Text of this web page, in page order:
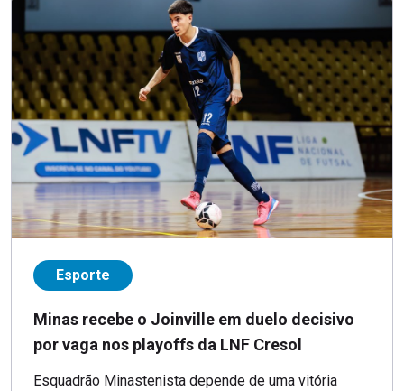
Esporte
Minas recebe o Joinville em duelo decisivo
por vaga nos playoffs da LNF Cresol
Esquadrão Minastenista depende de uma vitória